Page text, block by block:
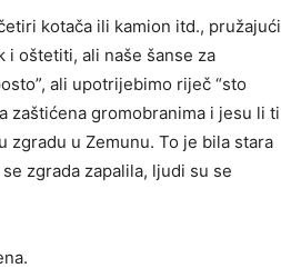
kotača ili kamion itd., pružajući
i oštetiti, ali naše šanse za
ali upotrijebimo riječ “sto
zaštićena gromobranima i jesu li ti
zgradu u Zemunu. To je bila stara
zgrada zapalila, ljudi su se